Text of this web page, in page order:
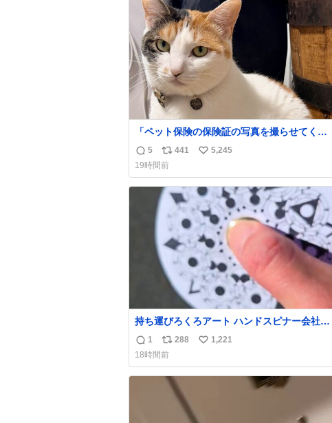
「ペット保険の保険証の写真を撮らせてく
れ」と頼んだらちゃんと座ってポーズを取っ
てくれた人
返
信
数
5
リ
ポ
ス
ト
数
441
い
ね
数
5,245
19時間前
持ち運びろくろアート ハンドスピナー会社の
偉い人、見てください。
返
信
数
1
リ
ポ
ス
ト
288
い
ね
1,221
18時間前